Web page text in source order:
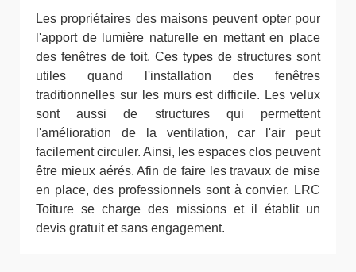
Les propriétaires des maisons peuvent opter pour
l'apport de lumière naturelle en mettant en place
des fenêtres de toit. Ces types de structures sont
utiles quand l'installation des fenêtres
traditionnelles sur les murs est difficile. Les velux
sont aussi de structures qui permettent
l'amélioration de la ventilation, car l'air peut
facilement circuler. Ainsi, les espaces clos peuvent
être mieux aérés. Afin de faire les travaux de mise
en place, des professionnels sont à convier. LRC
Toiture se charge des missions et il établit un
devis gratuit et sans engagement.